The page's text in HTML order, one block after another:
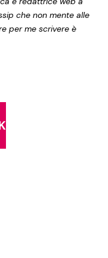
che non mente alle
per me scrivere è